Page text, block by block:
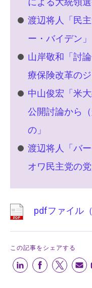
渡辺将人「民
ー・バイデン」
山岸敬和「討
療保険改革の
中山俊宏「米
公開討論から
の」
渡辺将人「バ
オワ民主党の
pdfファイル
この記事をシェアする